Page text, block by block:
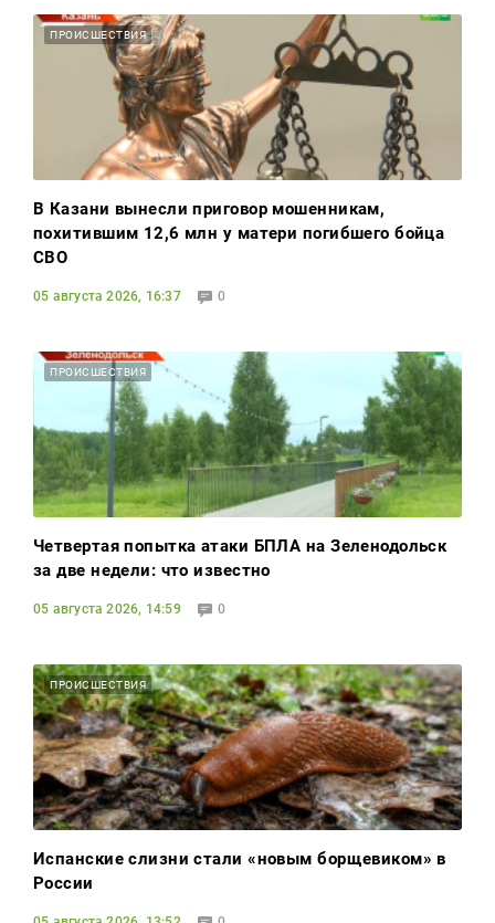
ПРОИСШЕСТВИЯ
В Казани вынесли приговор мошенникам,
похитившим 12,6 млн у матери погибшего бойца
СВО
05 августа 2026, 16:37 0
ПРОИСШЕСТВИЯ
Четвертая попытка атаки БПЛА на Зеленодольск
за две недели: что известно
05 августа 2026, 14:59 0
ПРОИСШЕСТВИЯ
Испанские слизни стали «новым борщевиком» в
России